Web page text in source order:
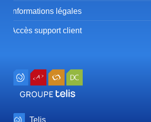
Informations légales
Accès support client
Telis